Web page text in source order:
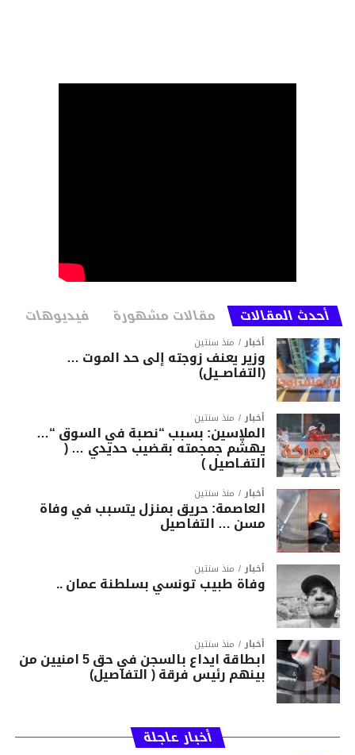
أحدث المقالات مقالات مشهورة فيديوهات
أخبار منذ سنتين
وزير يعنف زوجته إلى حد الموت …
(التفاصــيل)
أخبار منذ سنتين
الملاسين: بسبب “نصبة في السوق “…
يهشّم جمجمته بقضيب حديدي … (
التفـاصيل )
أخبار منذ سنتين
العاصمة: حريق بمنزل يتسبب في وفاة
مسن … التفاصيل
أخبار منذ سنتين
وفاة طبيب تونسي بسلطنة عمان ..
أخبار منذ سنتين
ابطاقة ايداع بالسجن في حق 5 امنيين من
بينهم رئيس فرقة ( التفاصيل)
أخبار عاجلة